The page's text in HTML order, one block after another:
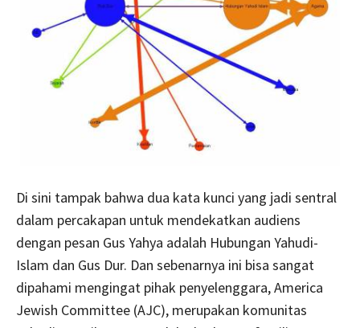
Di sini tampak bahwa dua kata kunci yang jadi sentral
dalam percakapan untuk mendekatkan audiens
dengan pesan Gus Yahya adalah Hubungan Yahudi-
Islam dan Gus Dur. Dan sebenarnya ini bisa sangat
dipahami mengingat pihak penyelenggara, America
Jewish Committee (AJC), merupakan komunitas